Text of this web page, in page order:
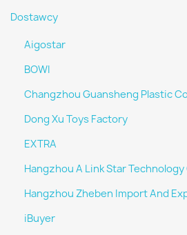
Dostawcy
Aigostar
BOWI
Changzhou Guansheng Plastic
Dong Xu Toys Factory
EXTRA
Hangzhou A Link Star
Hangzhou Zheben Import And
iBuyer